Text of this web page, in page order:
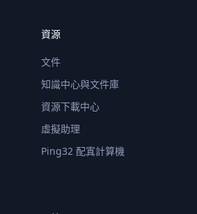
資源
文件
知識中心與文件庫
資源下載中心
虛擬助理
Ping32 配寘計算機